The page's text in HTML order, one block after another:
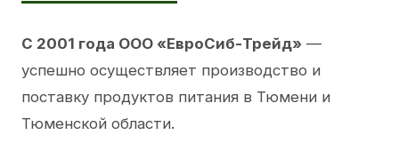
С 2001 года ООО «ЕвроСиб-Трейд» —
успешно осуществляет производство и
поставку продуктов питания в Тюмени и
Тюменской области.